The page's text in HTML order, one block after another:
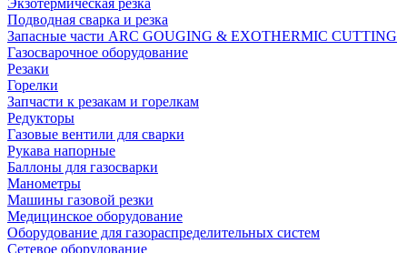
Экзотермическая резка
Подводная сварка и резка
Запасные части ARC GOUGING & EXOTHERMIC CUTTING
Газосварочное оборудование
Резаки
Горелки
Запчасти к резакам и горелкам
Редукторы
Газовые вентили для сварки
Рукава напорные
Баллоны для газосварки
Манометры
Машины газовой резки
Медицинское оборудование
Оборудование для газораспределительных систем
Сетевое оборудование